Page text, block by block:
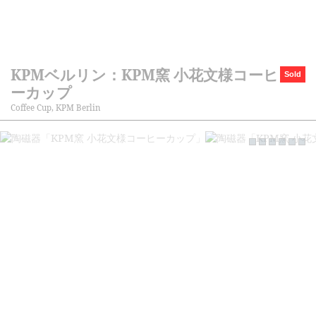
Sold
KPMベルリン：KPM窯 小花文様コーヒ
ーカップ
Coffee Cup, KPM Berlin